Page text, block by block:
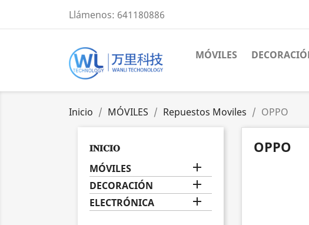
Llámenos: 641180886
MÓVILES
Inicio MÓVILES Repuestos Moviles OPPO
𝐈𝐍𝐈𝐂𝐈𝐎
MÓVILES 
DECORACIÓN 
ELECTRÓNICA 
OPPO